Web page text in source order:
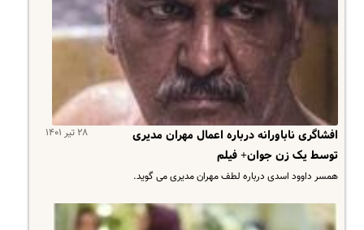
۲۸ تیر ۱۴۰۱
افشاگری ناباورانه درباره اعمال مهران مدیری
توسط یک زن جوان+ فیلم
همسر داوود اسدی درباره لطف مهران مدیری می گوید.